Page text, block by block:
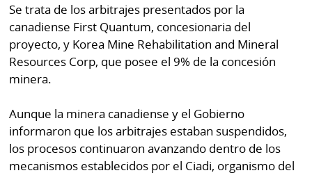
por
Metro
Tienda
Panamá
Tus
Tiquetes
Cero
Diario
Ellas
Prensa
Busca
Fácil
⌾
Se trata de los arbitrajes presentados por la
canadiense First Quantum, concesionaria del
proyecto, y Korea Mine Rehabilitation and Mineral
Resources Corp, que posee el 9% de la concesión
minera.
Aunque la minera canadiense y el Gobierno
informaron que los arbitrajes estaban suspendidos,
los procesos continuaron avanzando dentro de los
mecanismos establecidos por el Ciadi, organismo del